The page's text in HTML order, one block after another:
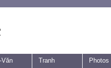
Tranh Photos